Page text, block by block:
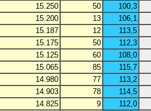
15.250 50
100,3
15.200 13
106,1
15.187 12
113,5
15.175 50
112,3
15.125 60
108,0
15.065 85
115,7
14.980 77
113,2
14.903 78
114,5
14.825 9
112,0